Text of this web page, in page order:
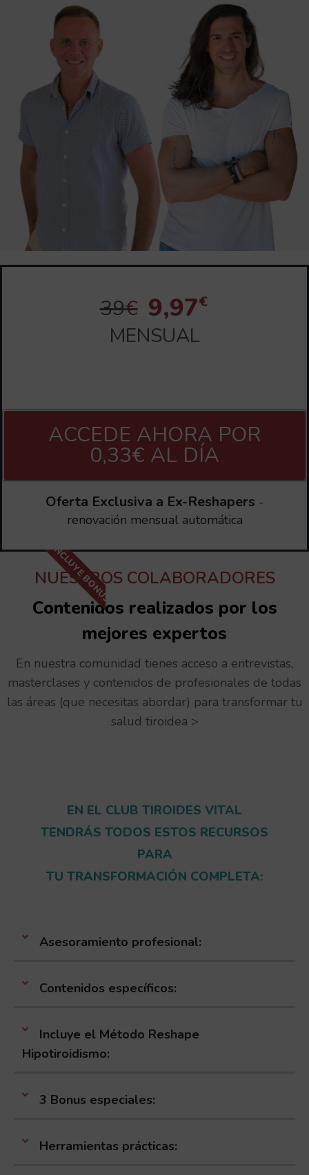
39€ 9,97€
MENSUAL
ACCEDE AHORA POR
0,33€ AL DÍA
Oferta Exclusiva a Ex-Reshapers -
renovación mensual automática
INCLUYE BONUS
NUESTROS COLABORADORES
Contenidos realizados por los
mejores expertos
En nuestra comunidad tienes acceso a entrevistas,
masterclases y contenidos de profesionales de todas
las áreas (que necesitas abordar) para transformar tu
salud tiroidea >
EN EL CLUB TIROIDES VITAL
TENDRÁS TODOS ESTOS RECURSOS
PARA
TU TRANSFORMACIÓN COMPLETA:
Asesoramiento profesional:
Contenidos específicos:
Incluye el Método Reshape
Hipotiroidismo:
3 Bonus especiales:
Herramientas prácticas: